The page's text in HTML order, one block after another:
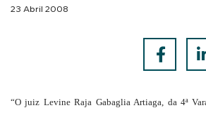
23 Abril 2008
“O juiz Levine Raja Gabaglia Artiaga, da 4ª